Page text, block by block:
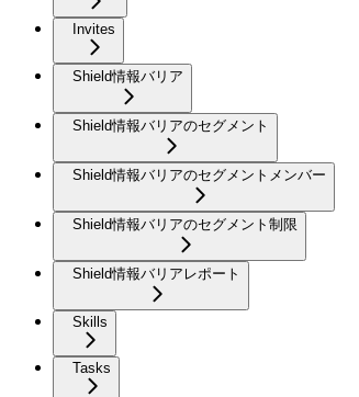
Invites
Shield情報バリア
Shield情報バリアのセグメント
Shield情報バリアのセグメントメンバー
Shield情報バリアのセグメント制限
Shield情報バリアレポート
Skills
Tasks